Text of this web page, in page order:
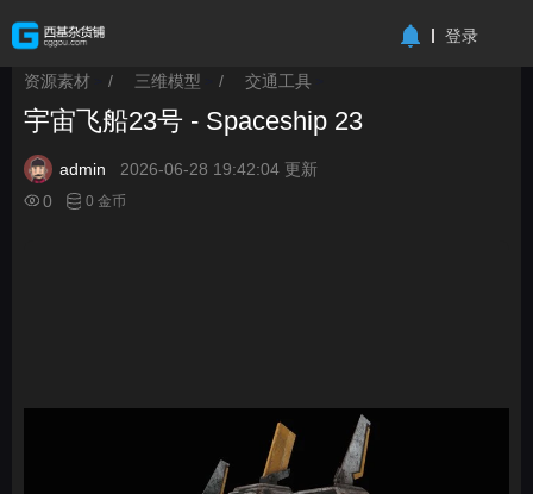
登录
资源素材 / 三维模型 / 交通工具
宇宙飞船23号 - Spaceship 23
admin
2026-06-28 19:42:04 更新
0
0 金币